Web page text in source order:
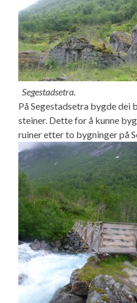
Segestadsetra.
På Segestadsetra bygde dei
steiner. Dette for å kunne
ruiner etter to bygninger på